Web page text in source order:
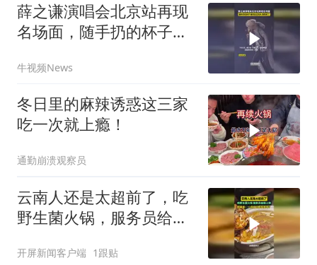
薛之谦演唱会北京站再现
名场面，随手扔的杯子砸
牛视频News
冬日里的麻辣诱惑这三家
吃一次就上瘾！
通勤崩溃观察员
云南人还是太超前了，吃
野生菌火锅，服务员给锅
都没有吗？
开屏新闻客户端 1跟贴